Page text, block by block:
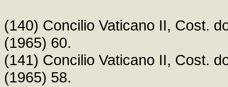
(140) Concilio Vaticano II, Cost.
(1965) 60.
(141) Concilio Vaticano II, Cost.
(1965) 58.